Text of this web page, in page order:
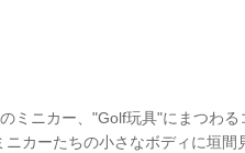
ニカー、"Golf玩具"にまつわる
カーたちの小さなボディに垣間